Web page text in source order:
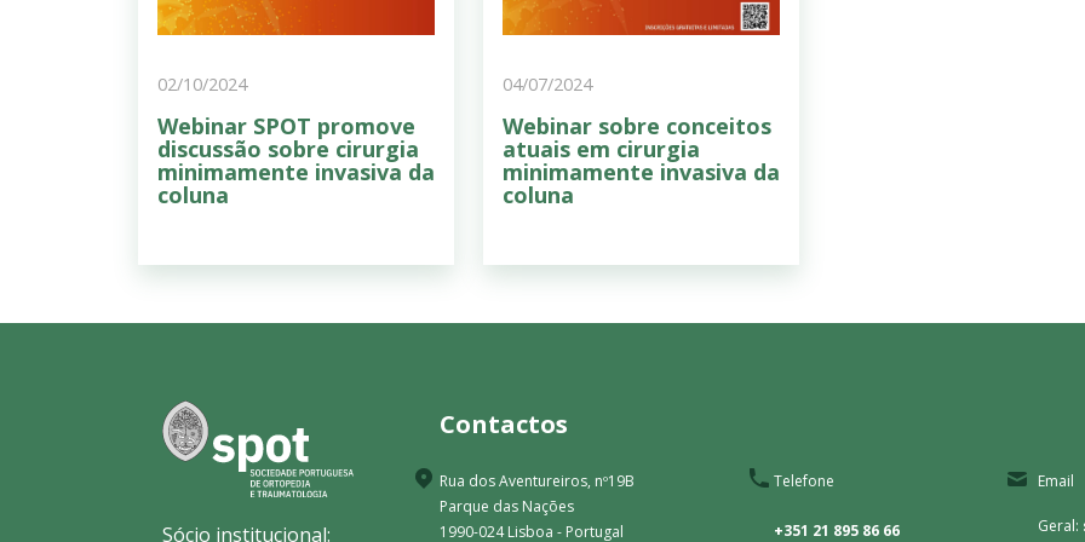
02/10/2024
Webinar SPOT promove
discussão sobre cirurgia
minimamente invasiva da
coluna
04/07/2024
Webinar sobre conceitos
atuais em cirurgia
minimamente invasiva da
coluna
Sócio institucional:
Contactos
Rua dos Aventureiros, nº19B
Parque das Nações
1990-024 Lisboa - Portugal
Telefone
+351 21 895 86 66
Email
Geral: